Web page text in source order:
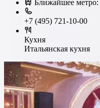
Ближайшее метро:
+7 (495) 721-10-00
Кухня
Итальянская кухня